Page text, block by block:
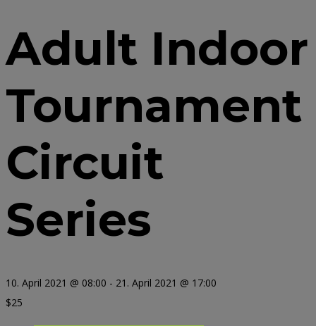
Adult Indoor
Tournament
Circuit
Series
10. April 2021 @ 08:00 - 21. April 2021 @ 17:00
$25